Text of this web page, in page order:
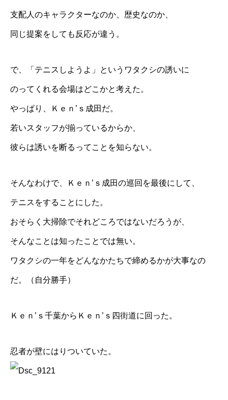
支配人のキャラクターなのか、歴史なのか、
同じ提案をしても反応が違う。
で、「テニスしようよ」というワタクシの誘いに
のってくれる会場はどこかと考えた。
やっぱり、 Ｋｅｎ’ｓ成田 だ。
若いスタッフが揃っているからか、
彼らは誘いを断るってことを知らない。
そんなわけで、 Ｋｅｎ’ｓ成田の巡回を最後にして、
テニスをすることにした。
おそらく大掃除でそれどころではないだろうが、
そんなことは知ったことでは無い。
ワタクシの一年をどんなかたちで締めるかが大事なの
だ。（自分勝手）
Ｋｅｎ’ｓ千葉から Ｋｅｎ’ｓ四街道に回った。
忍者が壁にはりついていた。